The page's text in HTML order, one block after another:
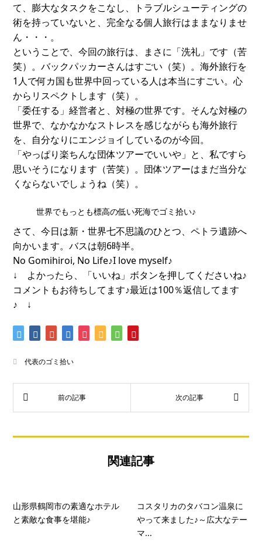
て、膨大なタスクをこなし、トラブルシューティングの
術を持っていないと、完全なる個人旅行はままなりませ
ん・・・。
ということで、今回の旅行は、まさに「洗礼」です（苦
笑）。バックパッカーさんはすごい（笑）。海外旅行を
1人で何カ国も世界中回っている人は本当にすごい。心
からリスペクトします（笑）。
「委任する」経営者と、対極の世界です。そんな対極の
世界で、なかなかなストレスを感じながらも海外旅行
を、自分なりにエンジョイしているのが今回。
「やっぱり楽ちんな団体ツアーでいいや」と、私ですら
思いそうになります（苦笑）。団体ツアーはまだ当分な
くならないでしょうね（笑）。
世界でもっとも標高の低い死海でゴミ拾い♪
さて、今日は新・世界七不思議のひとつ、ペトラ遺跡へ
向かいます。バスは朝6時半。
No Gomihiroi, No Life♪I love myself♪
↓ よかったら、「いいね」ボタンを押してくださいね♪
コメントもお待ちしてます♪最近は100％返信してます
♪ ↓
代表のゴミ拾い
関連記事
山形県鶴岡市の素適なホテル
と素敵な食事を堪能♪
コスタリカのタバコン温泉に
やって来ました♪～広大なテー
マ...